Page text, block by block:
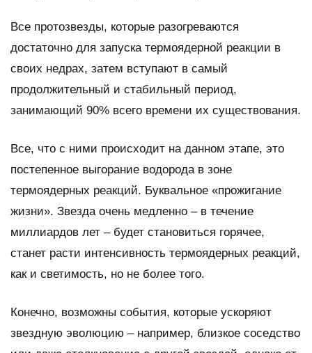
Все протозвезды, которые разогреваются
достаточно для запуска термоядерной реакции в
своих недрах, затем вступают в самый
продолжительный и стабильный период,
занимающий 90% всего времени их существования.
Все, что с ними происходит на данном этапе, это
постепенное выгорание водорода в зоне
термоядерных реакций. Буквальное «прожигание
жизни». Звезда очень медленно – в течение
миллиардов лет – будет становиться горячее,
станет расти интенсивность термоядерных реакций,
как и светимость, но не более того.
Конечно, возможны события, которые ускоряют
звездную эволюцию – например, близкое соседство